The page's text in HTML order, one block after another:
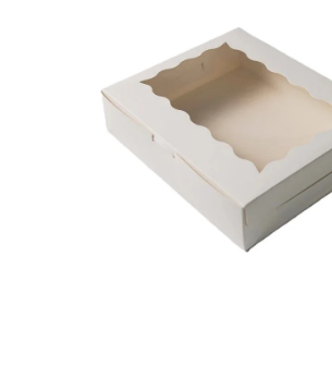
ZDRAVÉ PEČENÍ
DÁRKOVÉ POUKAZY
TÉMATICKÉ PRODUKTY